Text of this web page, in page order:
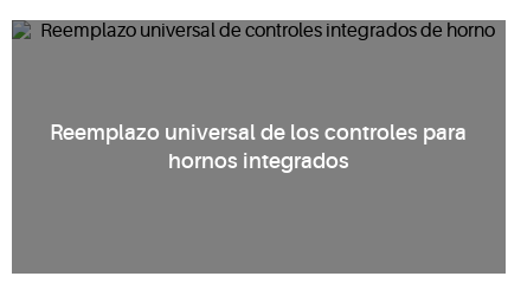
Reemplazo universal de los controles para
hornos integrados